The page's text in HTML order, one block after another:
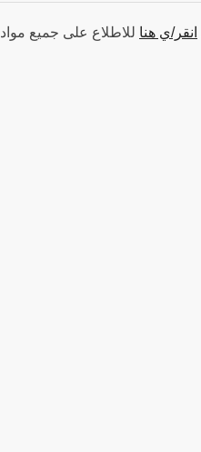
انقر/ي هنا للاطلاع على جميع